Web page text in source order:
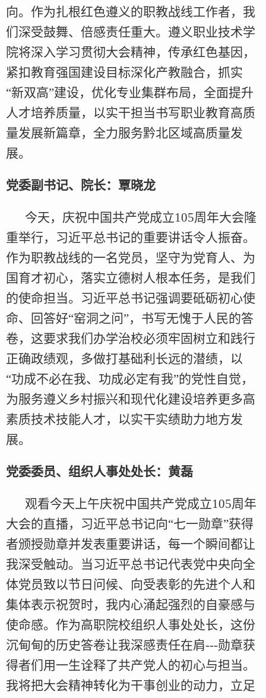
向。作为扎根红色遵义的职教战线工作者，我
们深受鼓舞、倍感责任重大。遵义职业技术学
院将深入学习贯彻大会精神，传承红色基因，
紧扣教育强国建设目标深化产教融合，抓实
“新双高”建设，优化专业集群布局，全面提升
人才培养质量，以实干担当书写职业教育高质
量发展新篇章，全力服务黔北区域高质量发
展。
党委副书记、院长：覃晓龙
今天，庆祝中国共产党成立105周年大会隆
重举行，习近平总书记的重要讲话令人振奋。
作为职教战线的一名党员，坚守为党育人、为
国育才初心，落实立德树人根本任务，是我们
的使命担当。习近平总书记强调要砥砺初心使
命、回答好“窑洞之问”，书写无愧于人民的答
卷，这要求我们办学治校必须牢固树立和践行
正确政绩观，多做打基础利长远的潜绩，以
“功成不必在我、功成必定有我”的党性自觉，
为服务遵义乡村振兴和现代化建设培养更多高
素质技术技能人才，以实干实绩助力地方发
展。
党委委员、组织人事处处长：黄磊
观看今天上午庆祝中国共产党成立105周年
大会的直播，习近平总书记向“七一勋章”获得
者颁授勋章并发表重要讲话，每一个瞬间都让
我深受触动。当习近平总书记代表党中央向全
体党员致以节日问候、向受表彰的先进个人和
集体表示祝贺时，我内心涌起强烈的自豪感与
使命感。作为高职院校组织人事处处长，这份
沉甸甸的历史答卷让我深感责任在肩---勋章获
得者们用一生诠释了共产党人的初心与担当。
我将把大会精神转化为干事创业的动力，立足